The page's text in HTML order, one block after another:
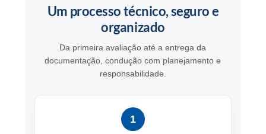
Um processo técnico, seguro e
organizado
Da primeira avaliação até a entrega da
documentação, condução com planejamento e
responsabilidade.
1